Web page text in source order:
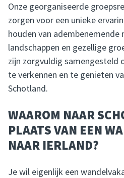
Onze georganiseerde
zorgen voor een unieke
houden van adembenemende
landschappen en gezellige
zijn zorgvuldig samengesteld
te verkennen en te genieten
Schotland.
WAAROM NAAR
PLAATS VAN EEN
NAAR IERLAND?
Je wil eigenlijk een